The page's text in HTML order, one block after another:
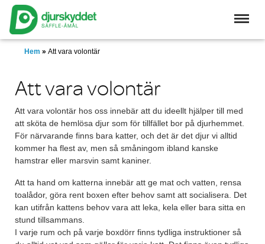
Skip
main
contentHem » Att vara volontär
Att vara volontär
Att vara volontär hos oss innebär att du ideellt hjälper till med
att sköta de hemlösa djur som för tillfället bor på djurhemmet.
För närvarande finns bara katter, och det är det djur vi alltid
kommer ha flest av, men så småningom ibland kanske
hamstrar eller marsvin samt kaniner.
Att ta hand om katterna innebär att ge mat och vatten, rensa
toalådor, göra rent boxen efter behov samt att socialisera. Det
kan utifrån kattens behov vara att leka, kela eller bara sitta en
stund tillsammans.
I varje rum och på varje boxdörr finns tydliga instruktioner så